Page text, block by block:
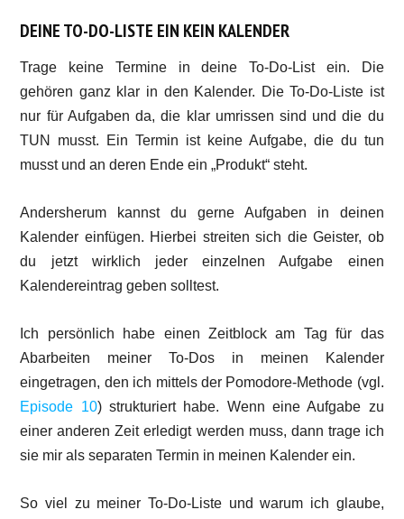
DEINE TO-DO-LISTE EIN KEIN KALENDER
Trage keine Termine in deine To-Do-List ein. Die
gehören ganz klar in den Kalender. Die To-Do-Liste ist
nur für Aufgaben da, die klar umrissen sind und die du
TUN musst. Ein Termin ist keine Aufgabe, die du tun
musst und an deren Ende ein „Produkt“ steht.
Andersherum kannst du gerne Aufgaben in deinen
Kalender einfügen. Hierbei streiten sich die Geister, ob
du jetzt wirklich jeder einzelnen Aufgabe einen
Kalendereintrag geben solltest.
Ich persönlich habe einen Zeitblock am Tag für das
Abarbeiten meiner To-Dos in meinen Kalender
eingetragen, den ich mittels der Pomodore-Methode (vgl.
Episode 10) strukturiert habe. Wenn eine Aufgabe zu
einer anderen Zeit erledigt werden muss, dann trage ich
sie mir als separaten Termin in meinen Kalender ein.
So viel zu meiner To-Do-Liste und warum ich glaube,